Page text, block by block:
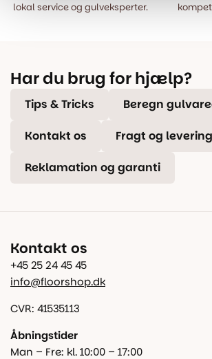
lokal service og gulveksperter.
Har du brug for hjælp?
Tips & Tricks Beregn
Kontakt os Fragt og levering
Reklamation og garanti
Kontakt os
+45 25 24 45 45
info@floorshop.dk
CVR: 41535113
Åbningstider
Man – Fre: kl. 10:00 – 17:00